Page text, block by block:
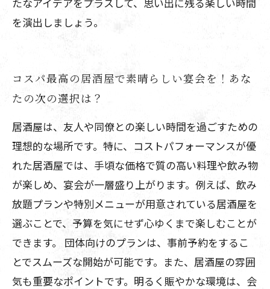
を演出しましょう。
コスパ最高の居酒屋で素晴らしい宴会を！あな
たの次の選択は？
居酒屋は、友人や同僚との楽しい時間を過ごすための
理想的な場所です。特に、コストパフォーマンスが優
れた居酒屋では、手頃な価格で質の高い料理や飲み物
が楽しめ、宴会が一層盛り上がります。例えば、飲み
放題プランや特別メニューが用意されている居酒屋を
選ぶことで、予算を気にせず心ゆくまで楽しむことが
できます。 団体向けのプランは、事前予約をするこ
とでスムーズな開始が可能です。また、居酒屋の雰囲
気も重要なポイントです。明るく賑やかな環境は、会